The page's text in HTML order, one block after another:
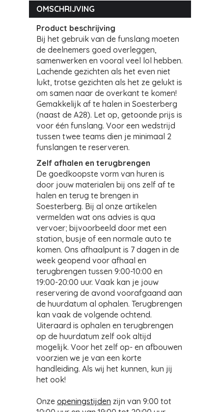
OMSCHRIJVING
Product beschrijving
Bij het gebruik van de funslang moeten
de deelnemers goed overleggen,
samenwerken en vooral veel lol hebben.
Lachende gezichten als het even niet
lukt, trotse gezichten als het ze gelukt is
om samen naar de overkant te komen!
Gemakkelijk af te halen in Soesterberg
(naast de A28). Let op, getoonde prijs is
voor één funslang. Voor een wedstrijd
tussen twee teams dien je minimaal 2
funslangen te reserveren.
Zelf afhalen en terugbrengen
De goedkoopste vorm van huren is
door jouw materialen bij ons zelf af te
halen en terug te brengen in
Soesterberg. Bij al onze artikelen
vermelden wat ons advies is qua
vervoer; bijvoorbeeld door met een
station, busje of een normale auto te
komen. Ons afhaalpunt is 7 dagen in de
week geopend voor afhaal en
terugbrengen tussen 9:00-10:00 en
19:00-20:00 uur. Vaak kan je jouw
reservering de avond voorafgaand aan
de huurdatum al ophalen. Terugbrengen
kan vaak de volgende ochtend.
Uiteraard is ophalen en terugbrengen
op de huurdatum zelf ook altijd
mogelijk. Voor het zelf op- en afbouwen
voorzien we je van een korte
handleiding. Als wij het kunnen, kun jij
het ook!
Onze openingstijden zijn van 9:00 tot